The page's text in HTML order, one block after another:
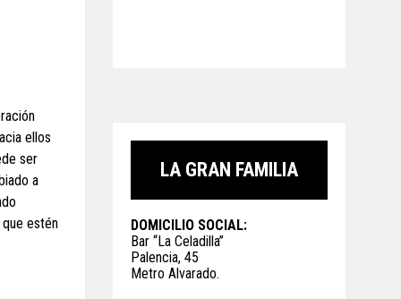
ellos
ser
a
estén
LA GRAN FAMILIA
DOMICILIO SOCIAL:
Bar “La Celadilla”
Palencia, 45
Metro Alvarado.